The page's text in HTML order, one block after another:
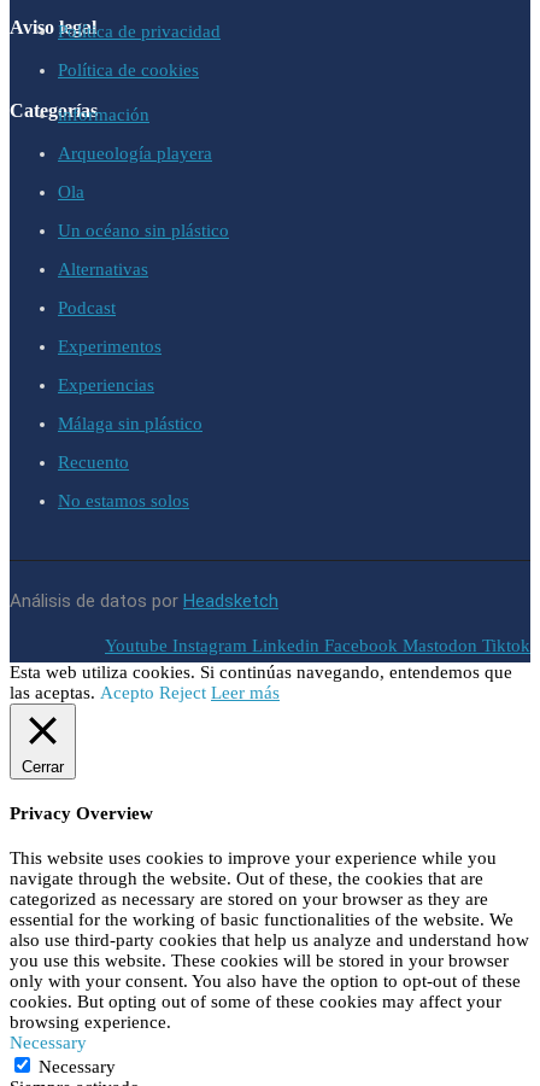
Aviso legalPolítica de privacidad
Política de cookies
Categoríasinformación
Arqueología playera
Ola
Un océano sin plástico
Alternativas
Podcast
Experimentos
Experiencias
Málaga sin plástico
Recuento
No estamos solos
Análisis de datos por Headsketch
Youtube Instagram Linkedin Facebook Mastodon Tiktok
Esta web utiliza cookies. Si continúas navegando, entendemos que
las aceptas. Acepto Reject Leer más
Cerrar
Privacy Overview
This website uses cookies to improve your experience while you
navigate through the website. Out of these, the cookies that are
categorized as necessary are stored on your browser as they are
essential for the working of basic functionalities of the website. We
also use third-party cookies that help us analyze and understand how
you use this website. These cookies will be stored in your browser
only with your consent. You also have the option to opt-out of these
cookies. But opting out of some of these cookies may affect your
browsing experience.
Necessary
Necessary